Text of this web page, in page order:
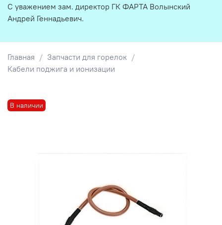
Главная
Запчасти для горелок
Кабели поджига и ионизации
В наличии
С уважением зам. директор ГК ФАРТА Волынский
Андрей Геннадьевич.